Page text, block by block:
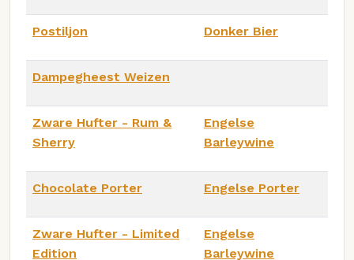
Postiljon Donker Bier
Dampegheest Weizen
Zware Hufter - Rum &
Sherry
Engelse
Barleywine
Chocolate Porter Engelse Porter
Zware Hufter - Limited
Edition
Engelse
Barleywine